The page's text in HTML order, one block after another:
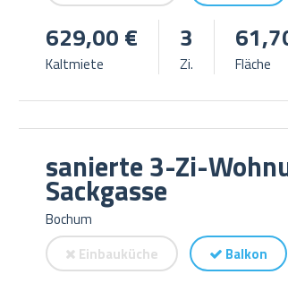
629,00 €
Kaltmiete
3
Zi. Fläche
sanierte 3-Zi-
Sackgasse
Bochum
Einbauküche
Balkon